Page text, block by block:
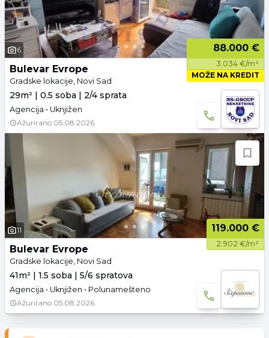
6 88.000 €
3.034 €/m²
MOŽE NA KREDIT
Bulevar Evrope
Gradske lokacije, Novi Sad
29m² | 0.5 soba | 2/4 sprata
Agencija • Uknjižen
Ažurirano 05.08.2026.
11 119.000 €
2.902 €/m²
Bulevar Evrope
Gradske lokacije, Novi Sad
41m² | 1.5 soba | 5/6 spratova
Agencija • Uknjižen • Polunamešteno
Ažurirano 05.08.2026.